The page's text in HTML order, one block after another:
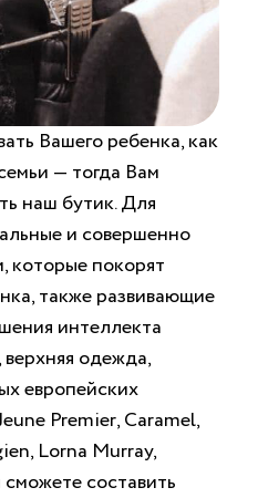
Вашего ребенка, как
— тогда Вам
наш бутик. Для
и совершенно
которые покорят
также развивающие
интеллекта
одежда,
европейских
Premier, Caramel,
Lorna Murray,
составить